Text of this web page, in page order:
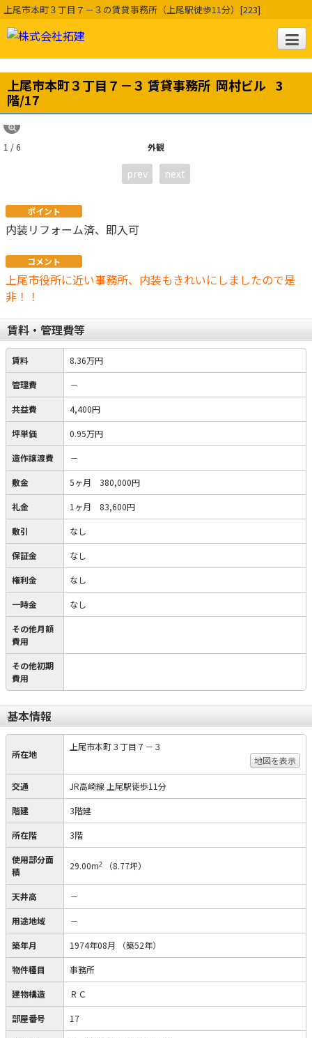
上尾市本町３丁目７－３の賃貸事務所（上尾駅徒歩11分）[223]
上尾市本町３丁目７－３ 賃貸事務所 岡村ビル 3
階/17
外観
1 / 6
prev next
ポイント
内装リフォーム済、即入可
コメント
上尾市役所に近い事務所、内装もきれいにしましたので是
非！！
賃料・管理費等
賃料 8.36万円
管理費 －
共益費 4,400円
坪単価 0.95万円
造作譲渡費 －
敷金 5ヶ月 380,000円
礼金 1ヶ月 83,600円
敷引 なし
保証金 なし
権利金 なし
一時金 なし
その他月額
費用
その他初期
費用
基本情報
所在地
上尾市本町３丁目７－３
地図を表示
交通 JR高崎線 上尾駅徒歩11分
階建 3階建
所在階 3階
使用部分面
積
29.00m2 （8.77坪）
天井高 －
用途地域 －
築年月 1974年08月 （築52年）
物件種目 事務所
建物構造 ＲＣ
部屋番号 17